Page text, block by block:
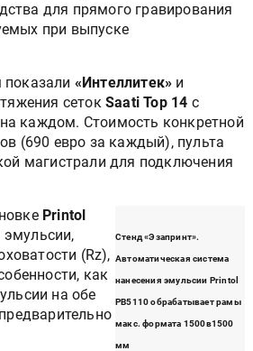
для прямого гравирования
при выпуске
«Интеллитек» и
сетокSaati Top 14 с
каждом. Стоимость конкретной
(690 евро за каждый), пульта
магистрали для подключения
Стенд «Эзапринт».
Автоматическая система
нанесения эмульсии Printol
PB5110 обрабатывает рамы
макс. формата 1500в1500
мм
Printol
(Rz),
как
на обе